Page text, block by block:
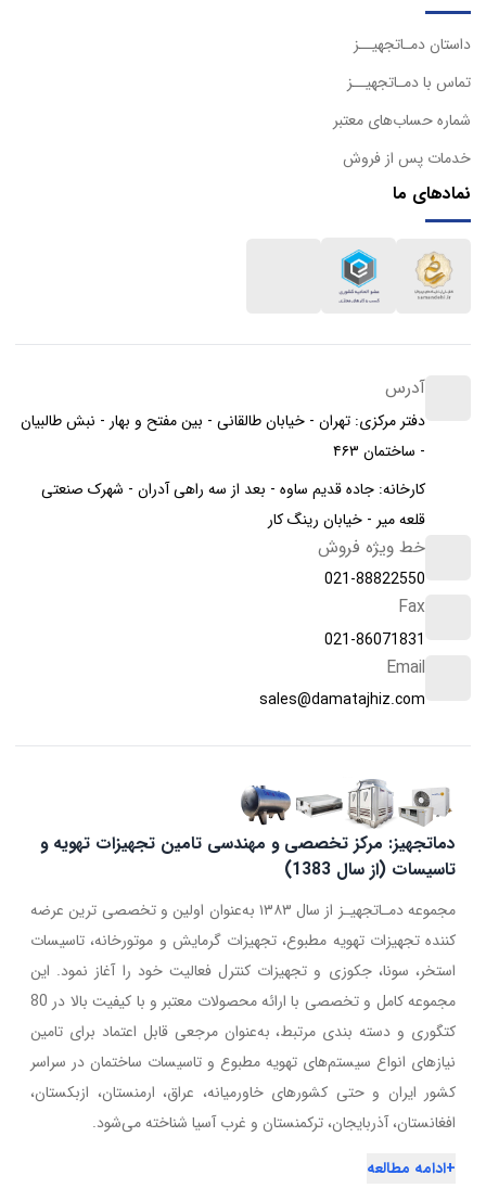
داستان دمـاتجهیــز
تماس با دمـاتجهیــز
شماره حساب‌های معتبر
خدمات پس از فروش
نمادهای ما
آدرس
دفتر مرکزی: تهران - خیابان طالقانی - بین مفتح و بهار - نبش طالبیان
- ساختمان ۴۶۳
کارخانه: جاده قدیم ساوه - بعد از سه راهی آدران - شهرک صنعتی
قلعه میر - خیابان رینگ کار
خط ویژه فروش
021-88822550
Fax
021-86071831
Email
sales@damatajhiz.com
دماتجهیز: مرکز تخصصی و مهندسی تامین تجهیزات تهویه و
تاسیسات (از سال 1383)
مجموعه دمـاتجهیـز از سال ۱۳۸۳ به‌عنوان اولین و تخصصی ترین عرضه
کننده تجهیزات تهویه مطبوع، تجهیزات گرمایش و موتورخانه، تاسیسات
استخر، سونا، جکوزی و تجهیزات کنترل فعالیت خود را آغاز نمود. این
مجموعه کامل و تخصصی با ارائه محصولات معتبر و با کیفیت بالا در 80
کتگوری و دسته بندی مرتبط، به‌عنوان مرجعی قابل اعتماد برای تامین
نیازهای انواع سیستم‌های تهویه مطبوع و تاسیسات ساختمان در سراسر
کشور ایران و حتی کشورهای خاورمیانه، عراق، ارمنستان، ازبکستان،
افغانستان، آذربایجان، ترکمنستان و غرب آسیا شناخته می‌شود.
+ادامه مطالعه